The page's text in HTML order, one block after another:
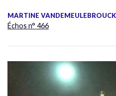
MARTINE
Échos n° 466